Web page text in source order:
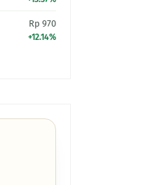
Rp 970
+12.14%